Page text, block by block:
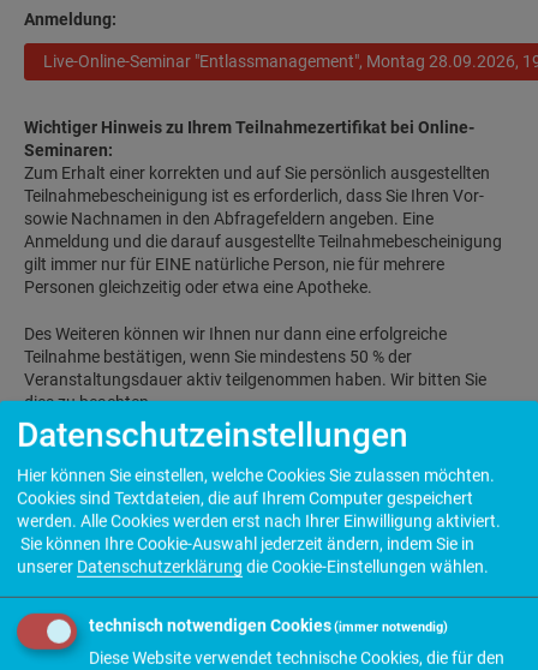
Anmeldung:
Live-Online-Seminar "Entlassmanagement", Montag 28.09.2026,
Wichtiger Hinweis zu Ihrem Teilnahmezertifikat bei Online-
Seminaren:
Zum Erhalt einer korrekten und auf Sie persönlich ausgestellten
Teilnahmebescheinigung ist es erforderlich, dass Sie Ihren Vor-
sowie Nachnamen in den Abfragefeldern angeben. Eine
Anmeldung und die darauf ausgestellte Teilnahmebescheinigung
gilt immer nur für EINE natürliche Person, nie für mehrere
Personen gleichzeitig oder etwa eine Apotheke.
Des Weiteren können wir Ihnen nur dann eine erfolgreiche
Teilnahme bestätigen, wenn Sie mindestens 50 % der
Veranstaltungsdauer aktiv teilgenommen haben. Wir bitten Sie
dies zu beachten.
Live-Online (28.09.2026 - 19:00 Uhr bis 20:30 Uhr)
zurück
Seite drucken
Seite teilen
Datenschutzeinstellungen
Hier können Sie einstellen, welche Cookies Sie zulassen möchten.
Cookies sind Textdateien, die auf Ihrem Computer gespeichert
werden. Alle Cookies werden erst nach Ihrer Einwilligung aktiviert.
Sie können Ihre Cookie-Auswahl jederzeit ändern, indem Sie in
unserer Datenschutzerklärung die Cookie-Einstellungen wählen.
technisch notwendigen Cookies(immer notwendig)
Diese Website verwendet technische Cookies, die für den